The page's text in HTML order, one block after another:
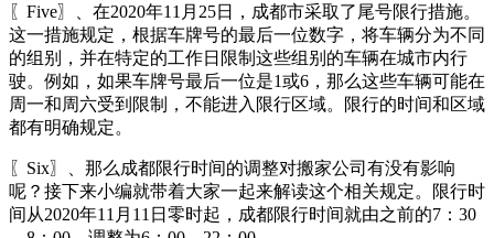
〖Five〗、在2020年11月25日，成都市采取了尾号限行措施。
这一措施规定，根据车牌号的最后一位数字，将车辆分为不同
的组别，并在特定的工作日限制这些组别的车辆在城市内行
驶。例如，如果车牌号最后一位是1或6，那么这些车辆可能在
周一和周六受到限制，不能进入限行区域。限行的时间和区域
都有明确规定。
〖Six〗、那么成都限行时间的调整对搬家公司有没有影响
呢？接下来小编就带着大家一起来解读这个相关规定。限行时
间从2020年11月11日零时起，成都限行时间就由之前的7：30